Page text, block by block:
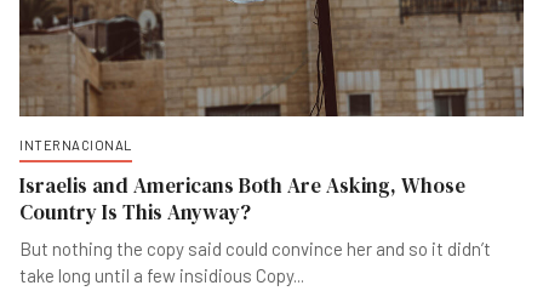
INTERNACIONAL
Israelis and Americans Both Are Asking, Whose
Country Is This Anyway?
But nothing the copy said could convince her and so it didn’t
take long until a few insidious Copy...